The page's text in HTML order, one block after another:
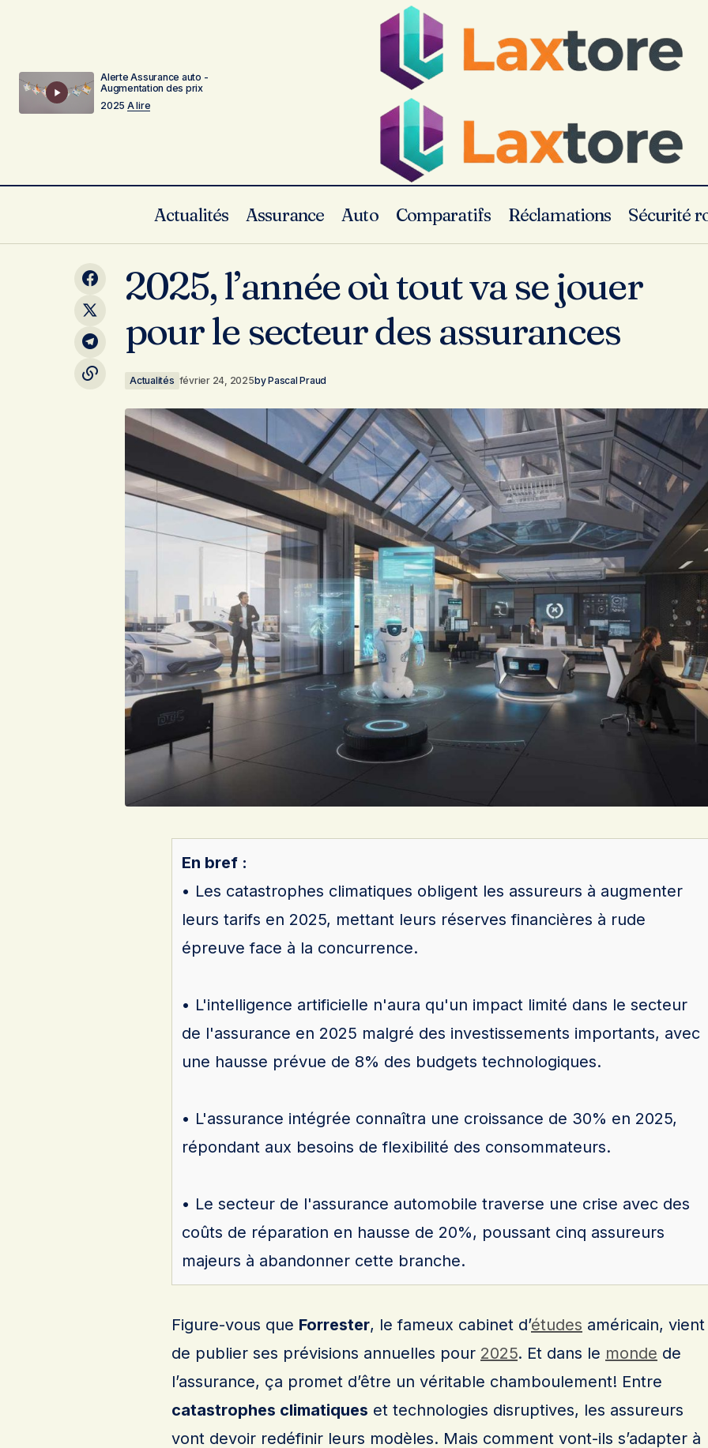
Alerte Assurance auto -
Augmentation des prix
2025 A lire
Actualités Assurance Auto Comparatifs Réclamations Sécurité
loi qui veut interdire les véhicules
puissants aux jeunes conducteurs2025, l’année où tout va se jouer
pour le secteur des assurances
Actualités février 24, 2025byPascal Praud
En bref :
• Les catastrophes climatiques obligent les assureurs à augmenter
leurs tarifs en 2025, mettant leurs réserves financières à rude
épreuve face à la concurrence.
• L'intelligence artificielle n'aura qu'un impact limité dans le secteur
de l'assurance en 2025 malgré des investissements importants, avec
une hausse prévue de 8% des budgets technologiques.
• L'assurance intégrée connaîtra une croissance de 30% en 2025,
répondant aux besoins de flexibilité des consommateurs.
• Le secteur de l'assurance automobile traverse une crise avec des
coûts de réparation en hausse de 20%, poussant cinq assureurs
majeurs à abandonner cette branche.
Figure-vous que Forrester, le fameux cabinet d’études américain, vient
de publier ses prévisions annuelles pour 2025. Et dans le monde de
l’assurance, ça promet d’être un véritable chamboulement! Entre
catastrophes climatiques et technologies disruptives, les assureurs
vont devoir redéfinir leurs modèles. Mais comment vont-ils s’adapter à